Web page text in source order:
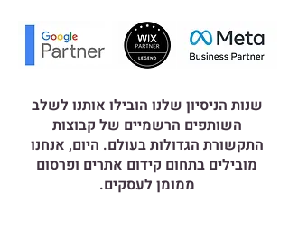
שנות הניסיון שלנו הובילו אותנו לשלב
השותפים הרשמיים של קבוצות
התקשורת הגדולות בעולם. היום, אנחנו
מובילים בתחום קידום אתרים ופרסום
ממומן לעסקים.